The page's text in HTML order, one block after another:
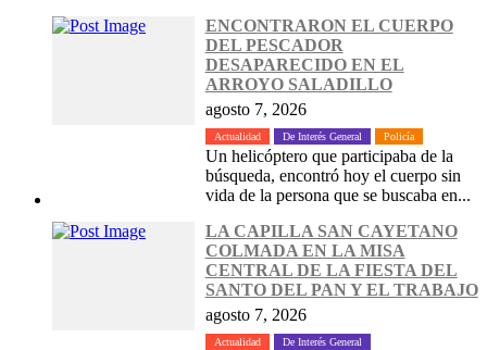
ENCONTRARON EL CUERPO
DEL PESCADOR
DESAPARECIDO EN EL
ARROYO SALADILLO
agosto 7, 2026
Actualidad De Interés General Policía
Un helicóptero que participaba de la
búsqueda, encontró hoy el cuerpo sin
vida de la persona que se buscaba en...
LA CAPILLA SAN CAYETANO
COLMADA EN LA MISA
CENTRAL DE LA FIESTA DEL
SANTO DEL PAN Y EL TRABAJO
agosto 7, 2026
Actualidad De Interés General